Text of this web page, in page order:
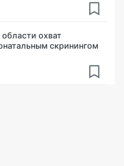
охват
скринингом